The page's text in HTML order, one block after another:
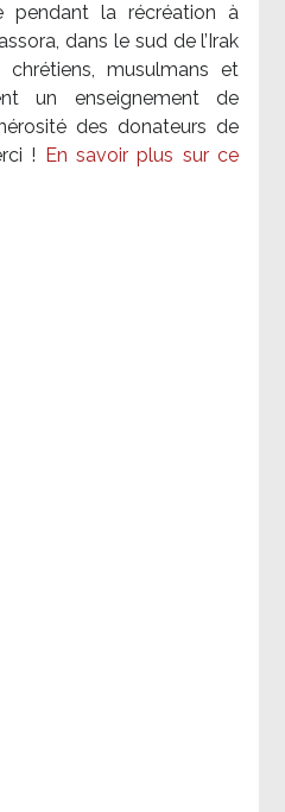
pendant la récréation à
dans le sud de l’Irak
musulmans et
un enseignement de
des donateurs de
!
En savoir plus sur ce